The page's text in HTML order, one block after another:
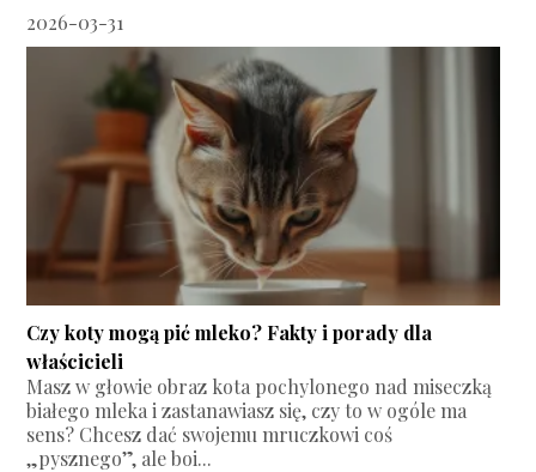
2026-03-31
Czy koty mogą pić mleko? Fakty i porady dla
właścicieli
Masz w głowie obraz kota pochylonego nad miseczką
białego mleka i zastanawiasz się, czy to w ogóle ma
sens? Chcesz dać swojemu mruczkowi coś
„pysznego”, ale boi...